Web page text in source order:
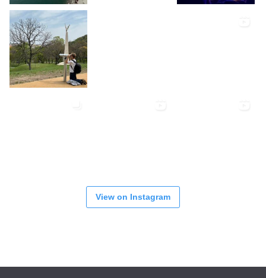
View on Instagram